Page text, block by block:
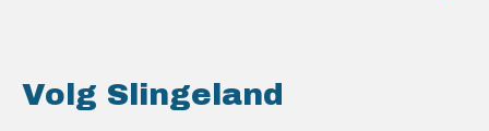
Volg Slingeland